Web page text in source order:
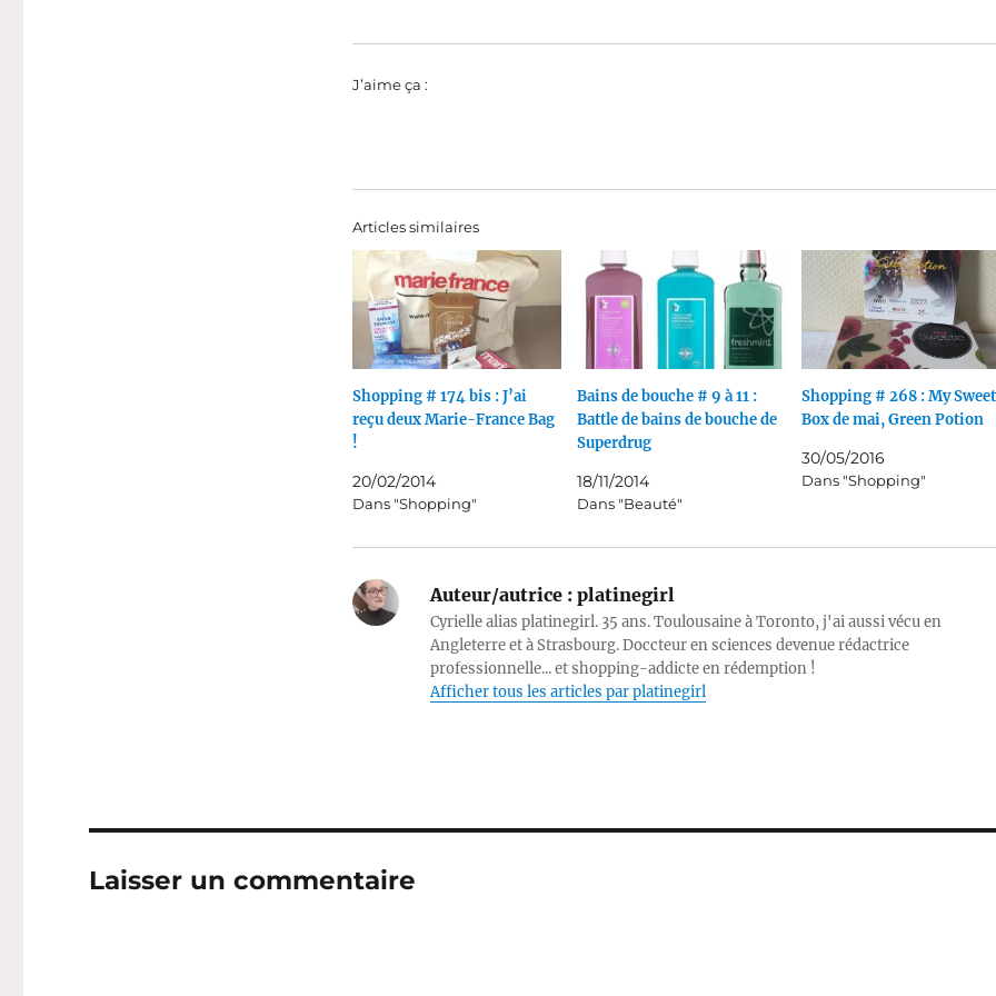
J’aime ça :
Articles similaires
Shopping # 174 bis : J’ai
reçu deux Marie-France Bag
!
20/02/2014
Dans "Shopping"
Bains de bouche # 9 à 11 :
Battle de bains de bouche de
Superdrug
18/11/2014
Dans "Beauté"
Shopping # 268 : My
Box de mai, Green Potion
30/05/2016
Dans "Shopping"
Auteur/autrice :platinegirl
Cyrielle alias platinegirl. 35 ans. Toulousaine à Toronto, j'ai aussi vécu en
Angleterre et à Strasbourg. Doccteur en sciences devenue rédactrice
professionnelle... et shopping-addicte en rédemption !
Afficher tous les articles par platinegirl
Laisser un commentaire